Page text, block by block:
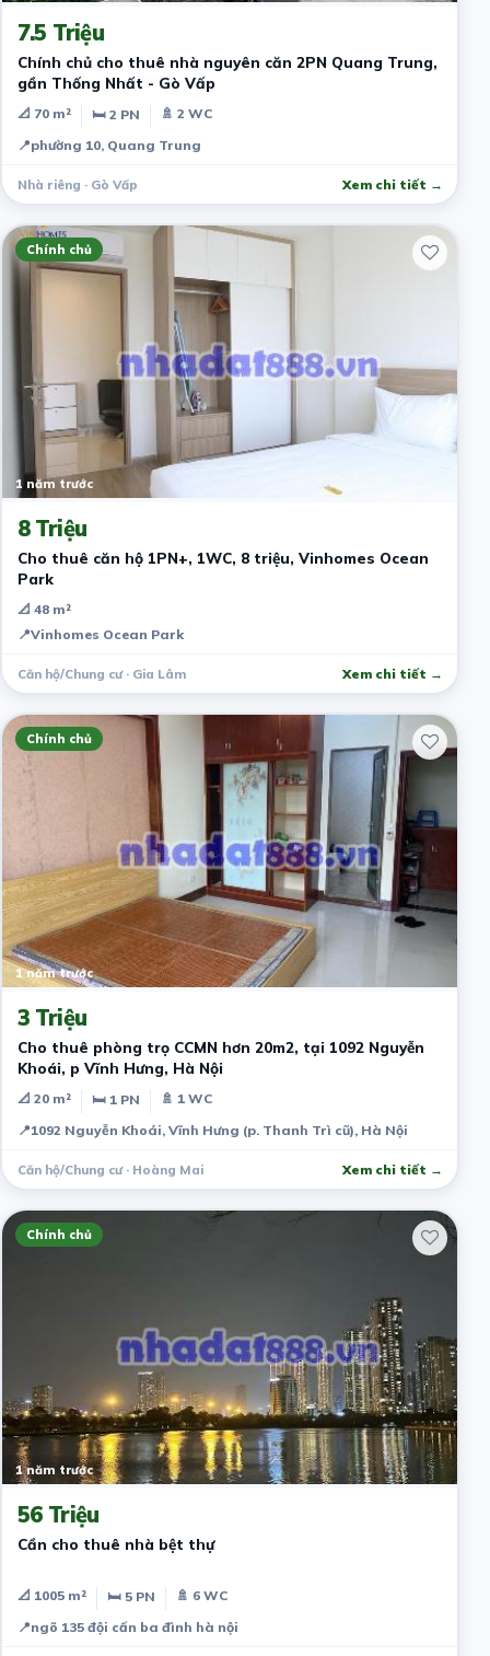
7.5 Triệu
Chính chủ cho thuê nhà nguyên căn 2PN Quang Trung,
gần Thống Nhất - Gò Vấp
📐 70 m² 🛏 2 PN
🚿 2 WC
📍phường 10, Quang Trung
Nhà riêng · Gò Vấp Xem chi tiết →
Chính chủ
1 năm trước
8 Triệu
Cho thuê căn hộ 1PN+, 1WC, 8 triệu, Vinhomes Ocean
Park
📐 48 m²
📍Vinhomes Ocean Park
Căn hộ/Chung cư · Gia Lâm Xem chi tiết →
Chính chủ
1 năm trước
3 Triệu
Cho thuê phòng trọ CCMN hơn 20m2, tại 1092 Nguyễn
Khoái, p Vĩnh Hưng, Hà Nội
📐 20 m² 🛏 1 PN
🚿 1 WC
📍1092 Nguyễn Khoái, Vĩnh Hưng (p. Thanh Trì cũ), Hà Nội
Căn hộ/Chung cư · Hoàng Mai Xem chi tiết →
Chính chủ
1 năm trước
56 Triệu
Cần cho thuê nhà bệt thự
📐 1005 m² 🛏 5 PN
🚿 6 WC
📍ngõ 135 đội cấn ba đình hà nội